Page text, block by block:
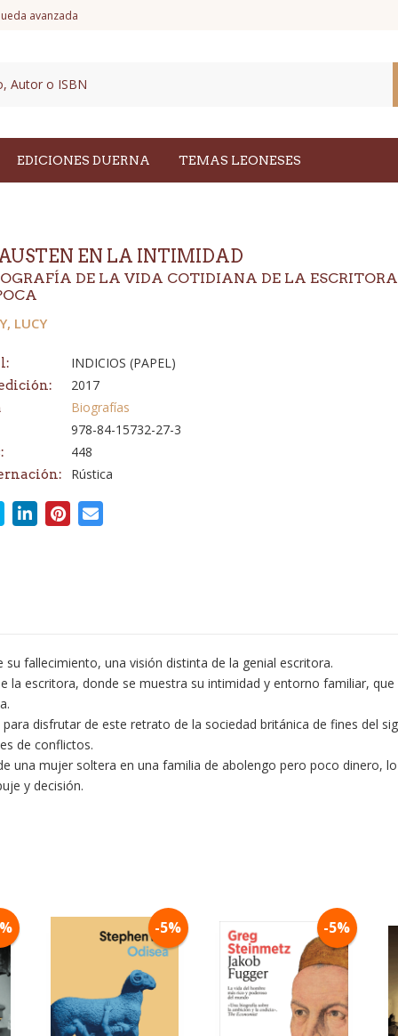
avanzada
EDICIONES DUERNA TEMAS LEONESES
EN LA INTIMIDAD
DE LA VIDA COTIDIANA DE LA ESCRITORA
LUCY
INDICIOS (PAPEL)
2017
Biografías
978-84-15732-27-3
448
Rústica
fallecimiento, una visión distinta de la genial escritora.
la escritora, donde se muestra su intimidad y entorno familiar,
disfrutar de este retrato de la sociedad británica de fines del
de conflictos.
una mujer soltera en una familia de abolengo pero poco dinero,
y decisión.
-5% -5%